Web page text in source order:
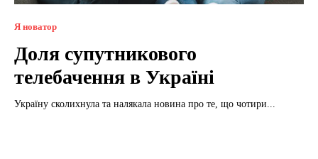
Я новатор
Доля супутникового
телебачення в Україні
Україну сколихнула та налякала новина про те, що чотири...